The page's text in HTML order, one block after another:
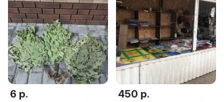
6 р. 450 р.